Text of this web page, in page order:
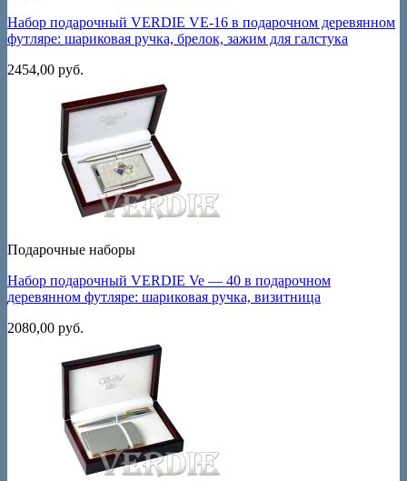
Набор подарочный VERDIE VE-16 в подарочном деревянном
футляре: шариковая ручка, брелок, зажим для галстука
2454,00 руб.
Подарочные наборы
Набор подарочный VERDIE Ve — 40 в подарочном
деревянном футляре: шариковая ручка, визитница
2080,00 руб.